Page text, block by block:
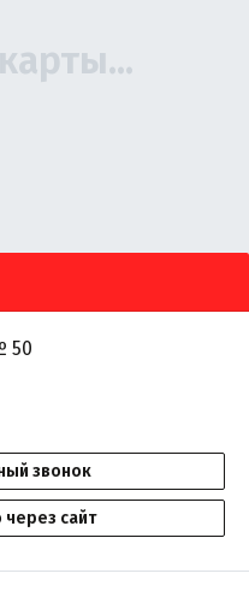
50
звонок
через сайт